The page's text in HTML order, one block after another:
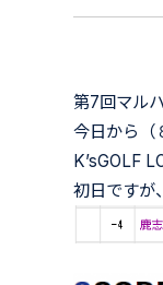
第7回マル
今日から（
K’sGOLF
初日ですが